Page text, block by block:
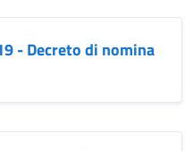
- Decreto di nomina